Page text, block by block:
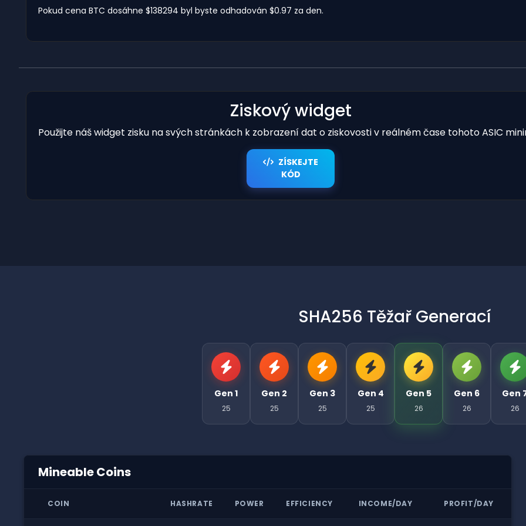
Pokud cena BTC dosáhne $138294 byl byste odhadován $0.97 za den.
Ziskový widget
Použijte náš widget zisku na svých stránkách k zobrazení dat o ziskovosti v reálném čase tohoto ASIC
ZÍSKEJTE
KÓD
SHA256 Těžař Generací
Gen 1
25
Gen 2
25
Gen 3
25
Gen 4
25
Gen 5
26
Gen 6
26
Gen
26
Mineable Coins
COIN HASHRATE POWER EFFICIENCY INCOME/DAY PROFIT/DAY